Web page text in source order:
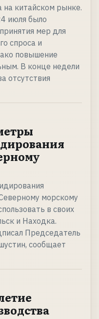
на китайском рынке.
июля было
мер для
спроса и
повышение
В конце недели
отсутствия
морскому
в своих
и Находка.
Председатель
сообщает